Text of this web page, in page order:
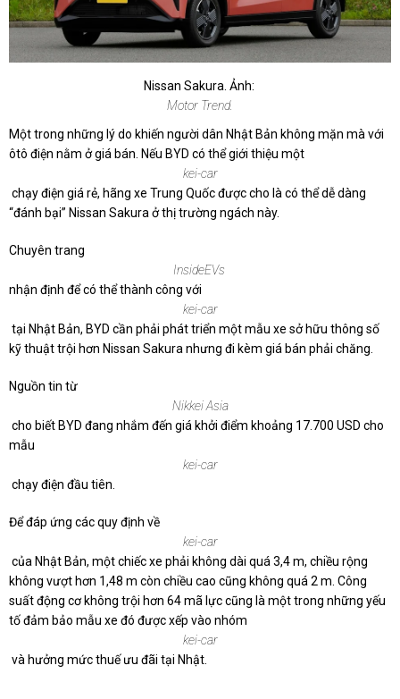
Nissan Sakura. Ảnh:
Motor Trend.
Một trong những lý do khiến người dân Nhật Bản không mặn mà với
ôtô điện nằm ở giá bán. Nếu BYD có thể giới thiệu một
kei-car
chạy điện giá rẻ, hãng xe Trung Quốc được cho là có thể dễ dàng
“đánh bại” Nissan Sakura ở thị trường ngách này.
Chuyên trang
InsideEVs
nhận định để có thể thành công với
kei-car
tại Nhật Bản, BYD cần phải phát triển một mẫu xe sở hữu thông số
kỹ thuật trội hơn Nissan Sakura nhưng đi kèm giá bán phải chăng.
Nguồn tin từ
Nikkei Asia
cho biết BYD đang nhắm đến giá khởi điểm khoảng 17.700 USD cho
mẫu
kei-car
chạy điện đầu tiên.
Để đáp ứng các quy định về
kei-car
của Nhật Bản, một chiếc xe phải không dài quá 3,4 m, chiều rộng
không vượt hơn 1,48 m còn chiều cao cũng không quá 2 m. Công
suất động cơ không trội hơn 64 mã lực cũng là một trong những yếu
tố đảm bảo mẫu xe đó được xếp vào nhóm
kei-car
và hưởng mức thuế ưu đãi tại Nhật.